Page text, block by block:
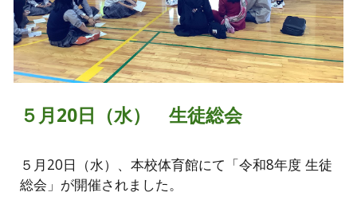
５月20日（水） 生徒総会
５月20日（水）、本校体育館にて「令和8年度 生徒
総会」が開催されました。